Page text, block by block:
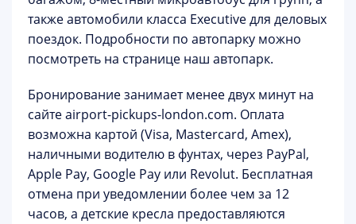
также автомобили класса Executive для деловых
поездок. Подробности по автопарку можно
посмотреть на странице наш автопарк.
Бронирование занимает менее двух минут на
сайтеairport-pickups-london.com. Оплата
возможна картой (Visa, Mastercard, Amex),
наличными водителю в фунтах, через PayPal,
Apple Pay, Google Pay или Revolut. Бесплатная
отмена при уведомлении более чем за 12
часов, а детские кресла предоставляются